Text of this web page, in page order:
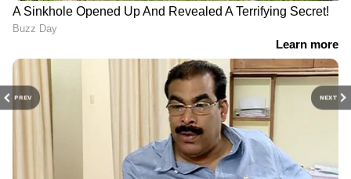
PREV NEXT